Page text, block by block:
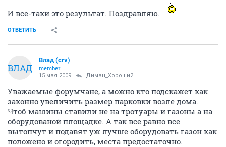
И все-таки это результат. Поздравляю.
ОТВЕТИТЬ
ВЛАД
Влад (crv)
member
15 мая 2009 Диман_Хороший
Уважаемые форумчане, а можно кто подскажет как
законно увеличить размер парковки возле дома.
Чтоб машины ставили не на тротуары и газоны а на
оборудованой площадке. А так все равно все
вытопчут и подавят уж лучше оборудовать газон как
положено и огородить, места предостаточно.